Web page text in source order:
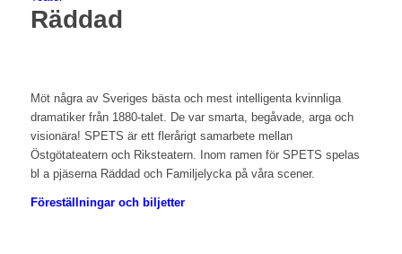
Räddad
Möt några av Sveriges bästa och mest intelligenta kvinnliga
dramatiker från 1880-talet. De var smarta, begåvade, arga och
visionära! SPETS är ett flerårigt samarbete mellan
Östgötateatern och Riksteatern. Inom ramen för SPETS spelas
bl a pjäserna Räddad och Familjelycka på våra scener.
Föreställningar och biljetter